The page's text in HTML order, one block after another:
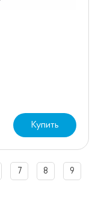
Купить
7 8 9